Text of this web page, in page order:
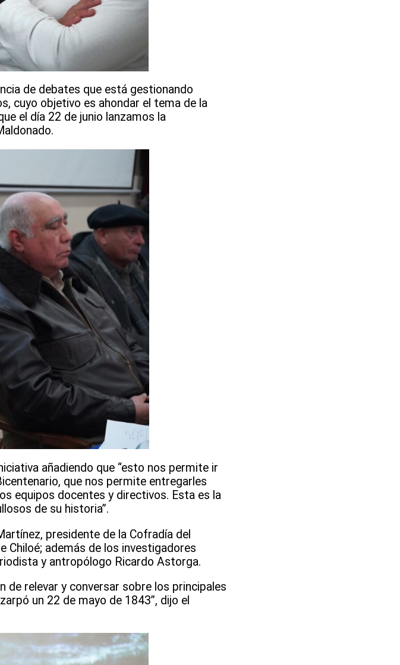
de debates que está gestionando
cuyo objetivo es ahondar el tema de la
el día 22 de junio lanzamos la
añadiendo que “esto nos permite ir
que nos permite entregarles
equipos docentes y directivos. Esta es la
de su historia”.
presidente de la Cofradía del
Chiloé; además de los investigadores
y antropólogo Ricardo Astorga.
de relevar y conversar sobre los principales
un 22 de mayo de 1843”, dijo el